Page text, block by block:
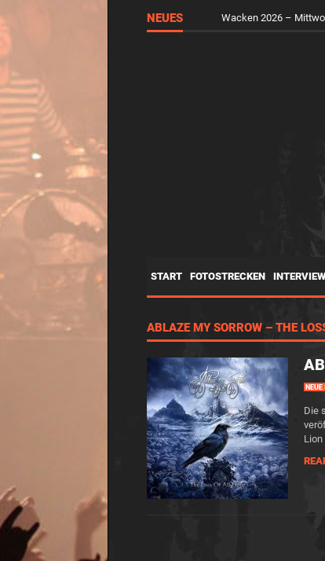
NEUES Wacken 2026 –
START FOTOSTRECKEN
ABLAZE MY SORROW – THE
Die
Lion